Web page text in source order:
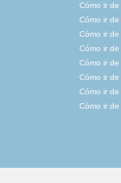
Cómo ir de
Cómo ir de
Cómo ir de
Cómo ir de
Cómo ir de
Cómo ir de
Cómo ir de
Cómo ir de